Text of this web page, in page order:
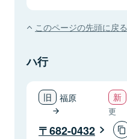
このページの先頭に戻る
ハ行
福原
更
682-0432